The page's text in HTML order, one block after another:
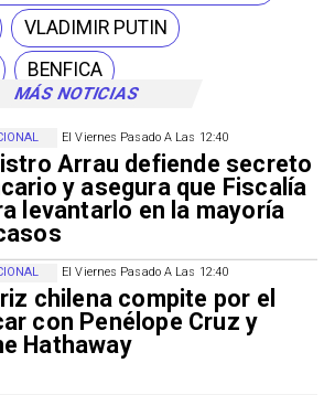
MÁS NOTICIAS
El Viernes Pasado A Las 12:40
Arrau defiende secreto
y asegura que Fiscalía
levantarlo en la mayoría
El Viernes Pasado A Las 12:40
chilena compite por el
con Penélope Cruz y
Hathaway
VLADIMIR PUTIN
BENFICA